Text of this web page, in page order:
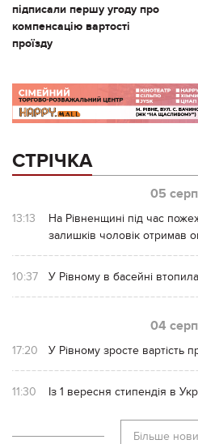
підписали першу угоду про
компенсацію вартості
проїзду
СТРІЧКА
05
13:13
На Рівненщині під час
залишків чоловік отримав
10:37 У Рівному в басейні
04
17:20 У Рівному зросте вартість
11:30 Із 1 вересня стипендія в
Більше